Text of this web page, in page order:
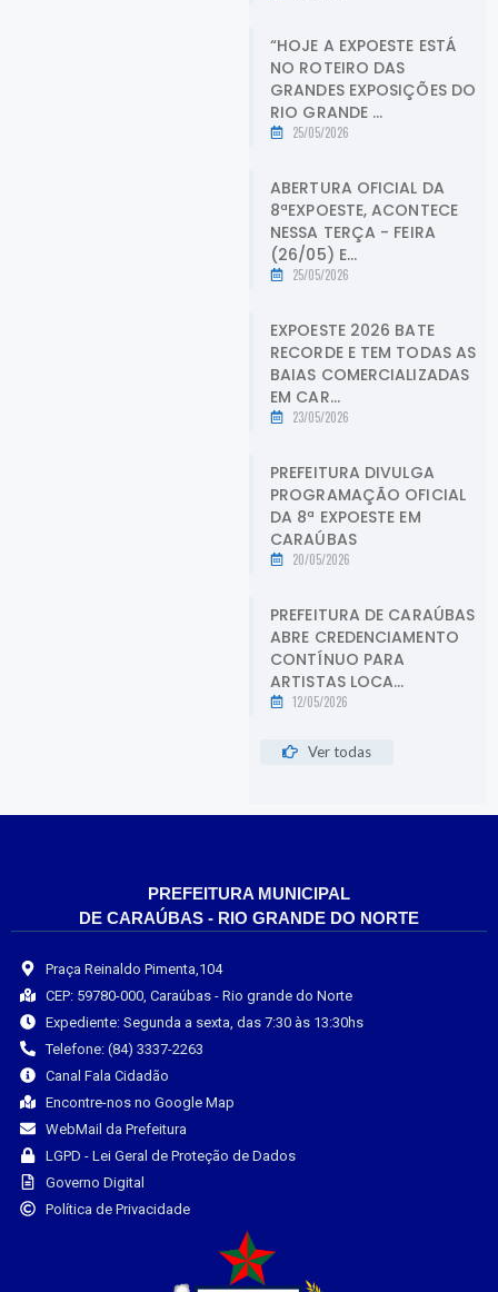
“HOJE A EXPOESTE ESTÁ
NO ROTEIRO DAS
GRANDES EXPOSIÇÕES DO
RIO GRANDE ...
25/05/2026
ABERTURA OFICIAL DA
8ªEXPOESTE, ACONTECE
NESSA TERÇA - FEIRA
(26/05) E...
25/05/2026
EXPOESTE 2026 BATE
RECORDE E TEM TODAS AS
BAIAS COMERCIALIZADAS
EM CAR...
23/05/2026
PREFEITURA DIVULGA
PROGRAMAÇÃO OFICIAL
DA 8ª EXPOESTE EM
CARAÚBAS
20/05/2026
PREFEITURA DE CARAÚBAS
ABRE CREDENCIAMENTO
CONTÍNUO PARA
ARTISTAS LOCA...
12/05/2026
Ver todas
PREFEITURA MUNICIPAL
DE CARAÚBAS - RIO GRANDE DO NORTE
Praça Reinaldo Pimenta,104
CEP: 59780-000, Caraúbas - Rio grande do Norte
Expediente: Segunda a sexta, das 7:30 às 13:30hs
Telefone: (84) 3337-2263
Canal Fala Cidadão
Encontre-nos no Google Map
WebMail da Prefeitura
LGPD - Lei Geral de Proteção de Dados
Governo Digital
Política de Privacidade